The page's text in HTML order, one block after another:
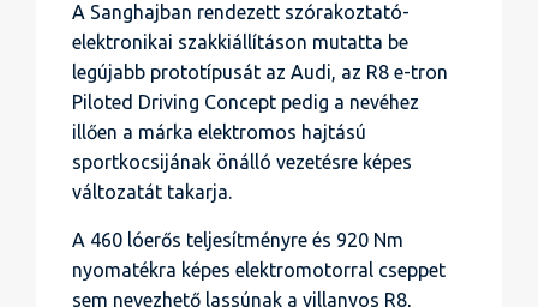
A Sanghajban rendezett szórakoztató-
elektronikai szakkiállításon mutatta be
legújabb prototípusát az Audi, az R8 e-tron
Piloted Driving Concept pedig a nevéhez
illően a márka elektromos hajtású
sportkocsijának önálló vezetésre képes
változatát takarja.
A 460 lóerős teljesítményre és 920 Nm
nyomatékra képes elektromotorral cseppet
sem nevezhető lassúnak a villanyos R8,